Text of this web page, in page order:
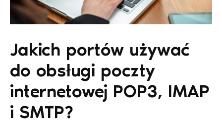
Jakich portów używać
do obsługi poczty
internetowej POP3, IMAP
i SMTP?